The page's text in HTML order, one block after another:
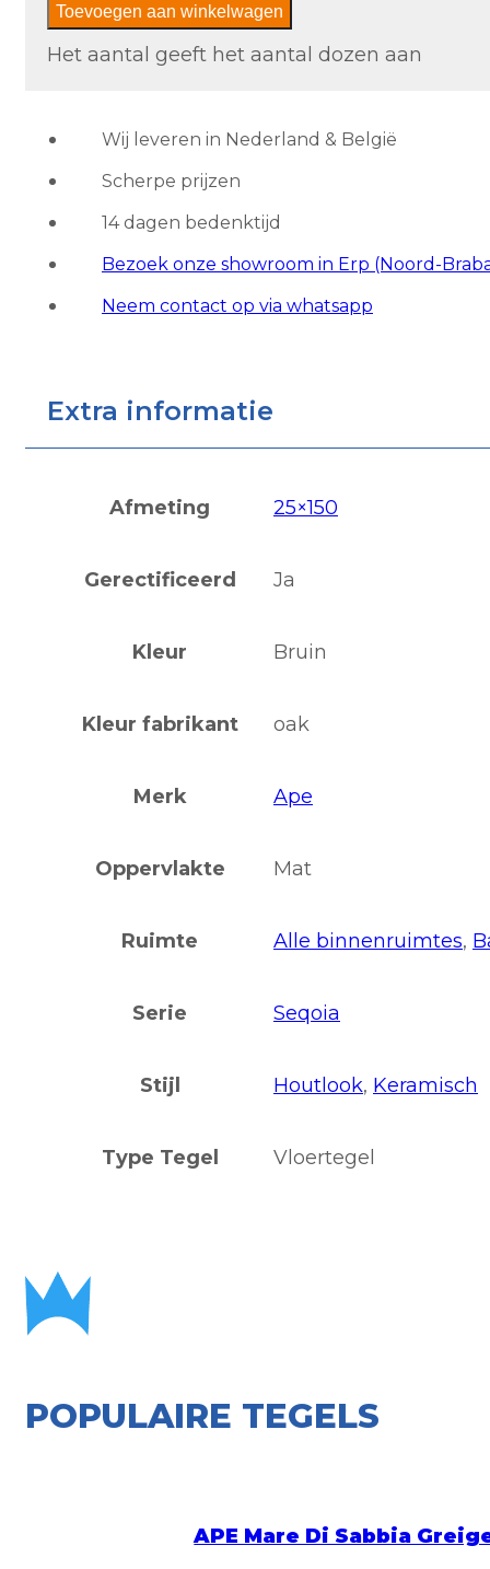
Oak
aantal
Toevoegen aan winkelwagen
Het aantal geeft het aantal dozen aan
Wij leveren in Nederland & België
Scherpe prijzen
14 dagen bedenktijd
Bezoek onze showroom in Erp (Noord-
Neem contact op via whatsapp
Extra informatie
Afmeting 25×150
Gerectificeerd Ja
Kleur Bruin
Kleur fabrikant oak
Merk Ape
Oppervlakte Mat
Ruimte Alle binnenruimtes,
Serie Seqoia
Stijl Houtlook, Keramisch
Type Tegel Vloertegel
POPULAIRE TEGELS
APE Mare Di Sabbia